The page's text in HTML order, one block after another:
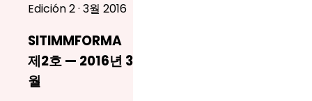
Edición 2 · 3월 2016
SITIMMFORMA
제2호 — 2016년 3
월